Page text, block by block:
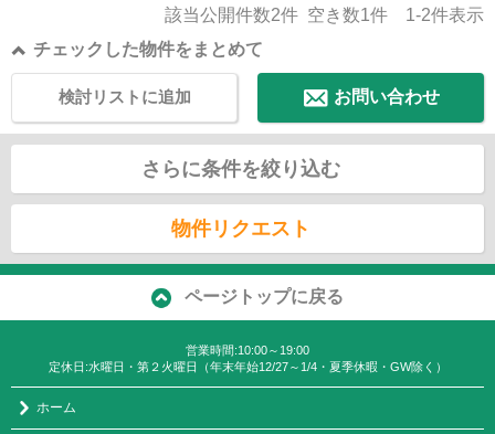
該当公開件数2件 空き数1件 1-2件表示
チェックした物件をまとめて
お問い合わせ
検討リストに追加
さらに条件を絞り込む
物件リクエスト
ページトップに戻る
営業時間:10:00～19:00
定休日:水曜日・第２火曜日（年末年始12/27～1/4・夏季休暇・GW除く）
ホーム